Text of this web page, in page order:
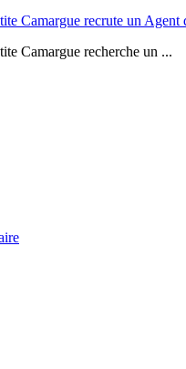
Camargue recrute un
Camargue recherche un ...